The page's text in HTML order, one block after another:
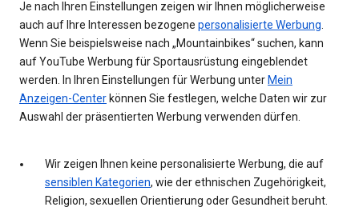
Je nach Ihren Einstellungen zeigen wir Ihnen möglicherweise
auch auf Ihre Interessen bezogene personalisierte Werbung
Wenn Sie beispielsweise nach „Mountainbikes“ suchen, kann
auf YouTube Werbung für Sportausrüstung eingeblendet
werden. In Ihren Einstellungen für Werbung unter Mein
Anzeigen-Center können Sie festlegen, welche Daten wir zur
Auswahl der präsentierten Werbung verwenden dürfen.
Wir zeigen Ihnen keine personalisierte Werbung, die auf
sensiblen Kategorien, wie der ethnischen Zugehörigkeit,
Religion, sexuellen Orientierung oder Gesundheit beruht.